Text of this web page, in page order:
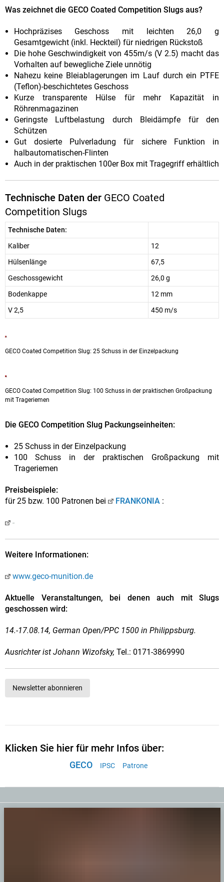
Was zeichnet die GECO Coated Competition Slugs aus?
Hochpräzises Geschoss mit leichten 26,0 g
Gesamtgewicht (inkl. Heckteil) für niedrigen Rückstoß
Die hohe Geschwindigkeit von 455m/s (V 2.5) macht das
Vorhalten auf bewegliche Ziele unnötig
Nahezu keine Bleiablagerungen im Lauf durch ein PTFE
(Teflon)-beschichtetes Geschoss
Kurze transparente Hülse für mehr Kapazität in
Röhrenmagazinen
Geringste Luftbelastung durch Bleidämpfe für den
Schützen
Gut dosierte Pulverladung für sichere Funktion in
halbautomatischen-Flinten
Auch in der praktischen 100er Box mit Tragegriff erhältlich
Technische Daten der GECO Coated
Competition Slugs
Technische Daten:
Kaliber
12
Hülsenlänge
67,5
Geschossgewicht
26,0 g
Bodenkappe
12 mm
V 2,5
450 m/s
GECO Coated Competition Slug: 25 Schuss in der Einzelpackung
GECO Coated Competition Slug: 100 Schuss in der praktischen Großpackung
mit Trageriemen
Die GECO Competition Slug Packungseinheiten:
25 Schuss in der Einzelpackung
100 Schuss in der praktischen Großpackung mit
Trageriemen
Preisbeispiele:
für 25 bzw. 100 Patronen bei
FRANKONIA :
Weitere Informationen:
www.geco-munition.de
Aktuelle Veranstaltungen, bei denen auch mit Slugs
geschossen wird:
14.-17.08.14, German Open/PPC 1500 in Philippsburg.
Ausrichter ist Johann Wizofsky, Tel.: 0171-3869990
Newsletter abonnieren
Klicken Sie hier für mehr Infos über:
GECO IPSC Patrone